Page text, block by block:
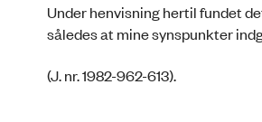
Under henvisning hertil fundet
således at mine synspunkter
(J. nr. 1982-962-613).